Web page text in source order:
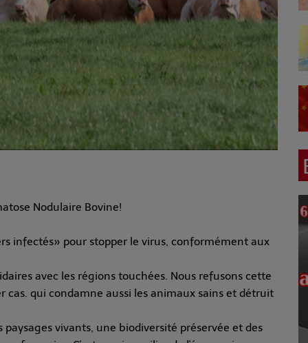
Nodulaire Bovine!
infectés» pour stopper le virus, conformément aux
avec les régions touchées. Nous refusons cette
qui condamne aussi les animaux sains et détruit
vivants, une biodiversité préservée et des